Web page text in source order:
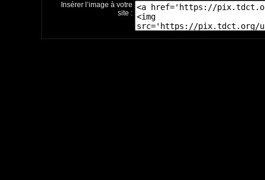
Insérer l’image à votre
site :